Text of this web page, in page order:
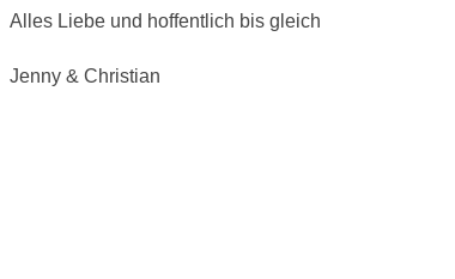
Alles Liebe und hoffentlich bis gleich
Jenny & Christian